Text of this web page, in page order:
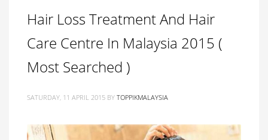
Hair Loss Treatment And Hair
Care Centre In Malaysia 2015 (
Most Searched )
SATURDAY, 11 APRIL 2015 BY TOPPIKMALAYSIA